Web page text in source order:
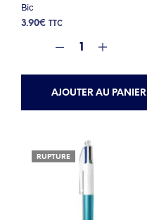
Bic
3.90€ TTC
AJOUTER AU PANIER
RUPTURE